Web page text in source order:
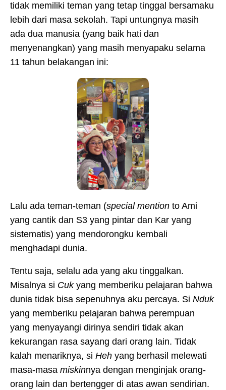
tidak memiliki teman yang tetap tinggal bersamaku
lebih dari masa sekolah. Tapi untungnya masih
ada dua manusia (yang baik hati dan
menyenangkan) yang masih menyapaku selama
11 tahun belakangan ini:
Lalu ada teman-teman (special mention to Ami
yang cantik dan S3 yang pintar dan Kar yang
sistematis) yang mendorongku kembali
menghadapi dunia.
Tentu saja, selalu ada yang aku tinggalkan.
Misalnya si Cukyang memberiku pelajaran bahwa
dunia tidak bisa sepenuhnya aku percaya. Si Nduk
yang memberiku pelajaran bahwa perempuan
yang menyayangi dirinya sendiri tidak akan
kekurangan rasa sayang dari orang lain. Tidak
kalah menariknya, si Heh yang berhasil melewati
masa-masa miskinnya dengan menginjak orang-
orang lain dan bertengger di atas awan sendirian.